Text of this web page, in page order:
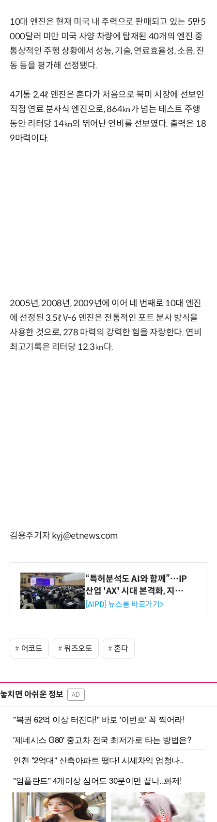
10대 엔진은 현재 미국 내 주력으로 판매되고 있는 5만5
000달러 미만 미국 사양 차량에 탑재된 40개의 엔진 중
통상적인 주행 상황에서 성능, 기술, 연료효율성, 소음, 진
동 등을 평가해 선정됐다.
4기통 2.4ℓ 엔진은 혼다가 처음으로 북미 시장에 선보인
직접 연료 분사식 엔진으로, 864㎞가 넘는 테스트 주행
동안 리터당 14㎞의 뛰어난 연비를 선보였다. 출력은 18
9마력이다.
2005년, 2008년, 2009년에 이어 네 번째로 10대 엔진
에 선정된 3.5ℓ V-6 엔진은 전통적인 포트 분사 방식을
사용한 것으로, 278 마력의 강력한 힘을 자랑한다. 연비
최고기록은 리터당 12.3㎞다.
김용주기자 kyj@etnews.com
“특허분석도 AI와 함께”…IP
산업 'AX' 시대 본격화, 지식
재산처 1호 AI IP데이터분석
[AIPD] 뉴스룸 바로가기>
어코드 워즈오토 혼다
놓치면 아쉬운 정보 AD